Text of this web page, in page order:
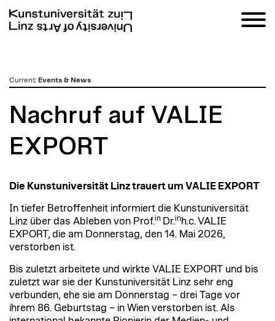
zumCurrent: Events & News
Nachruf auf VALIE
EXPORT
Die Kunstuniversität Linz trauert um VALIE EXPORT
In tiefer Betroffenheit informiert die Kunstuniversität
Linz über das Ableben von Prof.in Dr.inh.c. VALIE
EXPORT, die am Donnerstag, den 14. Mai 2026,
verstorben ist.
Bis zuletzt arbeitete und wirkte VALIE EXPORT und bis
zuletzt war sie der Kunstuniversität Linz sehr eng
verbunden, ehe sie am Donnerstag – drei Tage vor
ihrem 86. Geburtstag – in Wien verstorben ist. Als